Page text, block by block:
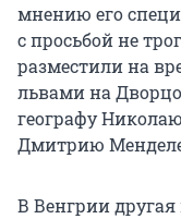
мнению его
с просьбой не
разместили на
львами на
географу
Дмитрию
В Венгрии